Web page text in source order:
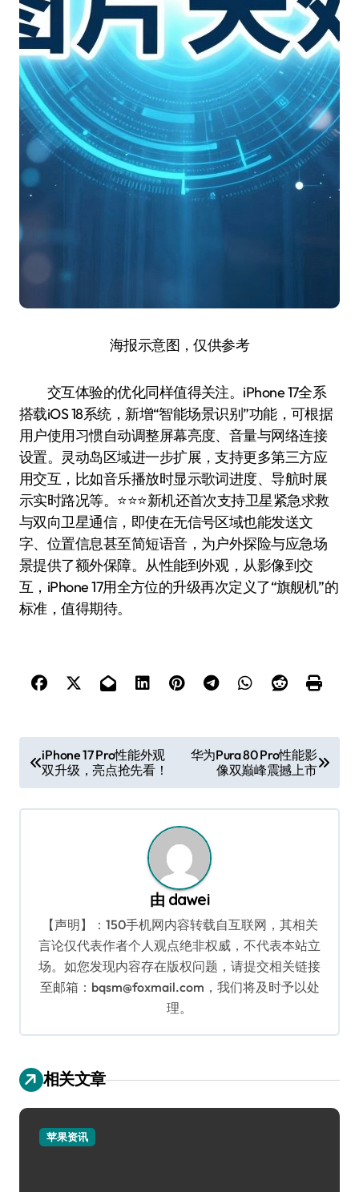
海报示意图，仅供参考
交互体验的优化同样值得关注。iPhone 17全系
搭载iOS 18系统，新增“智能场景识别”功能，可根据
用户使用习惯自动调整屏幕亮度、音量与网络连接
设置。灵动岛区域进一步扩展，支持更多第三方应
用交互，比如音乐播放时显示歌词进度、导航时展
示实时路况等。⭐️⭐️⭐️新机还首次支持卫星紧急求救
与双向卫星通信，即使在无信号区域也能发送文
字、位置信息甚至简短语音，为户外探险与应急场
景提供了额外保障。从性能到外观，从影像到交
互，iPhone 17用全方位的升级再次定义了“旗舰机”的
标准，值得期待。
章
导
iPhone 17 Pro性能外观
双升级，亮点抢先看！
华为Pura 80 Pro性能影
像双巅峰震撼上市
由 dawei
【声明】：150手机网内容转载自互联网，其相关
言论仅代表作者个人观点绝非权威，不代表本站立
场。如您发现内容存在版权问题，请提交相关链接
至邮箱：bqsm@foxmail.com，我们将及时予以处
理。
相关文章
苹果资讯